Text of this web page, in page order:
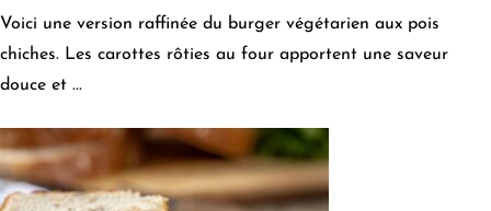
Voici une version raffinée du burger végétarien aux pois
chiches. Les carottes rôties au four apportent une saveur
douce et ...